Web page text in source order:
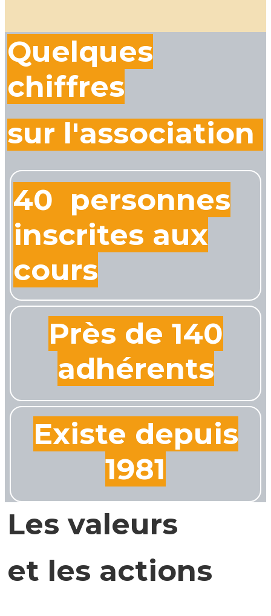
Quelques
chiffres
sur l'association
40 personnes
inscrites aux
cours
Près de 140
adhérents
Existe depuis
1981
Les valeurs
et les actions